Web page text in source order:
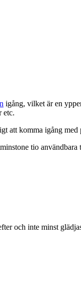
igång, vilket är en
etc.
att komma igång med
tio
och inte minst